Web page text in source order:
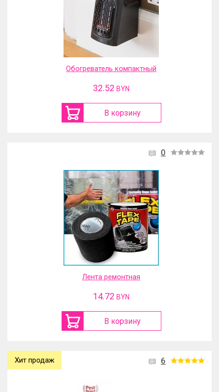
Обогреватель компактный
32.52 BYN
В корзину
0
Лента ремонтная
14.72 BYN
В корзину
6
Хит продаж